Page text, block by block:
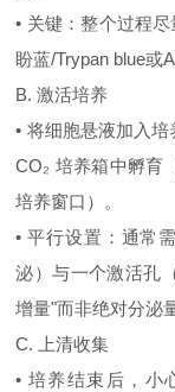
• 关键：整个过程
盼蓝/Trypan blue或
B. 激活培养
• 将细胞悬液加入
CO₂ 培养箱中孵育
培养窗口）。
• 平行设置：通常
泌）与一个激活孔
增量"而非绝对分泌
C. 上清收集
• 培养结束后，小